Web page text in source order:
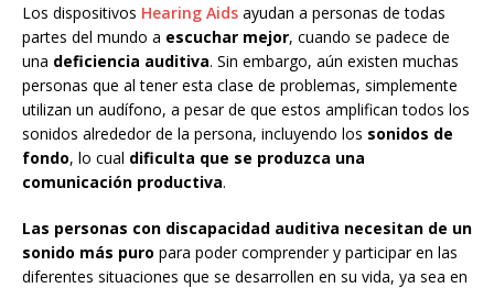
Los dispositivos Hearing Aids ayudan a personas de todas
partes del mundo a escuchar mejor, cuando se padece de
una deficiencia auditiva. Sin embargo, aún existen muchas
personas que al tener esta clase de problemas, simplemente
utilizan un audífono, a pesar de que estos amplifican todos los
sonidos alrededor de la persona, incluyendo los sonidos de
fondo, lo cual dificulta que se produzca una
comunicación productiva.
Las personas con discapacidad auditiva necesitan de un
sonido más puro para poder comprender y participar en las
diferentes situaciones que se desarrollen en su vida, ya sea en